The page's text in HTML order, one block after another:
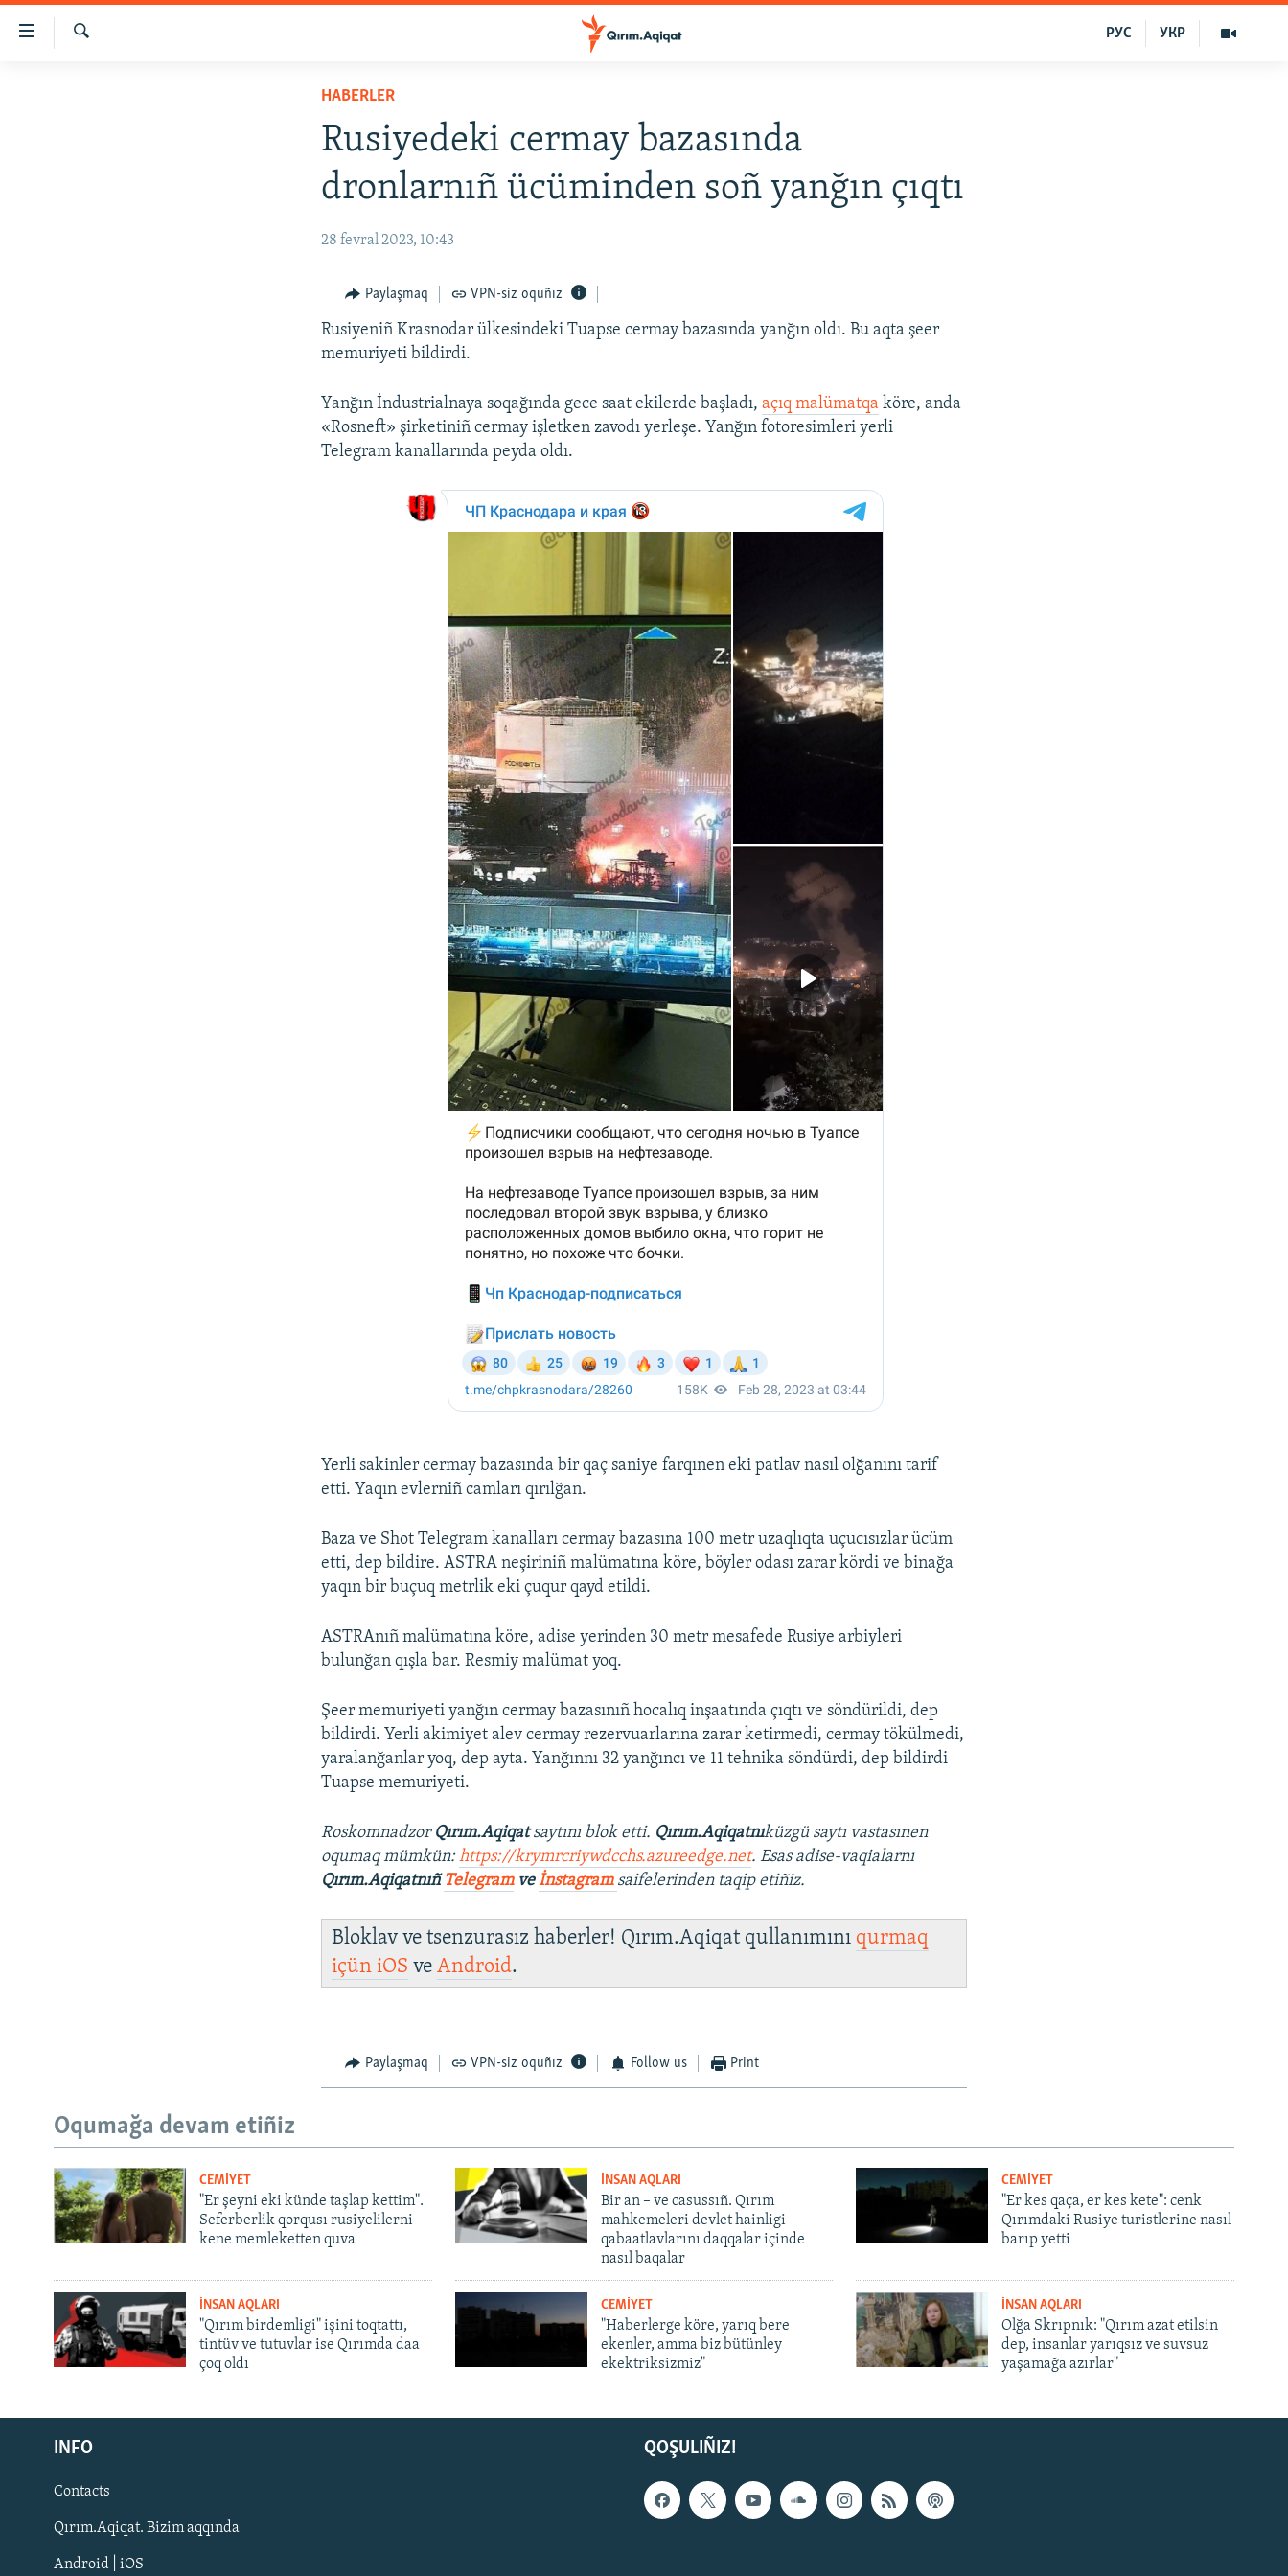
açıqlığı
Русский
Українською
QOŞULIÑIZ!
УКР
РУС
HABERLER
Rusiyedeki cermay bazasında
dronlarnıñ ücüminden soñ yanğın çıqtı
28 fevral 2023, 10:43
Paylaşmaq VPN-siz oquñız
Rusiyeniñ Krasnodar ülkesindeki Tuapse cermay bazasında yanğın oldı. Bu aqta şeer
memuriyeti bildirdi.
Yanğın İndustrialnaya soqağında gece saat ekilerde başladı,açıq malümatqa köre, anda
«Rosneft» şirketiniñ cermay işletken zavodı yerleşe. Yanğın fotoresimleri yerli
Telegram kanallarında peyda oldı.
Yerli sakinler cermay bazasında bir qaç saniye farqınen eki patlav nasıl olğanını tarif
etti. Yaqın evlerniñ camları qırılğan.
Baza ve Shot Telegram kanalları cermay bazasına 100 metr uzaqlıqta uçucısızlar ücüm
etti, dep bildire. ASTRA neşiriniñ malümatına köre, böyler odası zarar kördi ve binağa
yaqın bir buçuq metrlik eki çuqur qayd etildi.
ASTRAnıñ malümatına köre, adise yerinden 30 metr mesafede Rusiye arbiyleri
bulunğan qışla bar. Resmiy malümat yoq.
Şeer memuriyeti yanğın cermay bazasınıñ hocalıq inşaatında çıqtı ve söndürildi, dep
bildirdi. Yerli akimiyet alev cermay rezervuarlarına zarar ketirmedi, cermay tökülmedi,
yaralanğanlar yoq, dep ayta. Yanğınnı 32 yanğıncı ve 11 tehnika söndürdi, dep bildirdi
Tuapse memuriyeti.
Roskomnadzor Qırım.Aqiqatsaytını blok etti. Qırım.Aqiqatnıküzgü saytı vastasınen
oqumaq mümkün:https://krymrcriywdcchs.azureedge.net. Esas adise-vaqialarnı
Qırım.Aqiqatnıñ Telegramveİnstagram saifelerinden taqip etiñiz.
Bloklav ve tsenzurasız haberler! Qırım.Aqiqat qullanımını qurmaq
içüniOS veAndroid.
Paylaşmaq VPN-siz oquñız Follow us Print
Oqumağa devam etiñiz
CEMİYET
"Er şeyni eki künde taşlap kettim".
Seferberlik qorqusı rusiyelilerni
kene memleketten quva
İNSAN AQLARI
Bir an – ve casussıñ. Qırım
mahkemeleri devlet hainligi
qabaatlavlarını daqqalar içinde
nasıl baqalar
CEMİYET
"Er kes qaça, er kes kete": cenk
Qırımdaki Rusiye turistlerine nasıl
barıp yetti
İNSAN AQLARI
"Qırım birdemligi" işini toqtattı,
tintüv ve tutuvlar ise Qırımda daa
çoq oldı
CEMİYET
"Haberlerge köre, yarıq bere
ekenler, amma biz bütünley
ekektriksizmiz"
İNSAN AQLARI
Olğa Skrıpnık: "Qırım azat etilsin
dep, insanlar yarıqsız ve suvsuz
yaşamağa azırlar"
QOŞULIÑIZ!
INFO
Contacts
Qırım.Aqiqat. Bizim aqqında
Android | iOS